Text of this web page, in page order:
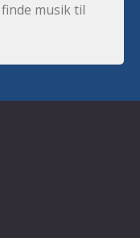
musik til